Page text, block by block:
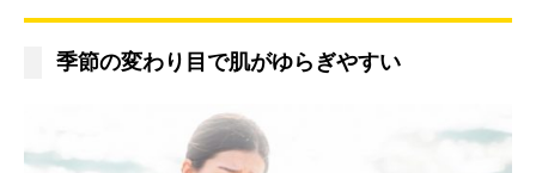
季節の変わり目で肌がゆらぎやすい